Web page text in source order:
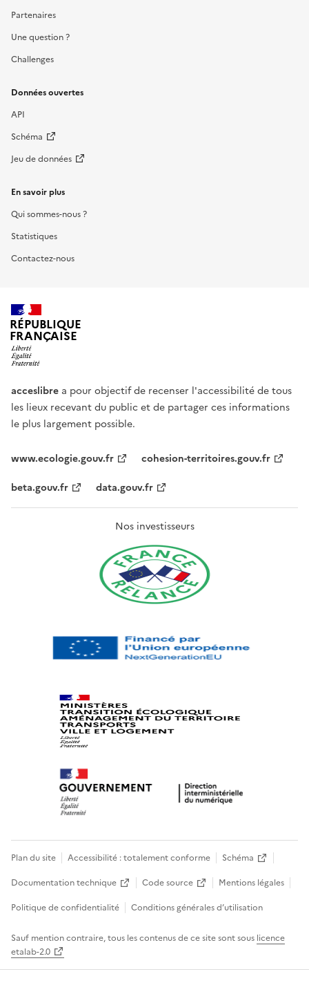
Partenaires
Une question ?
Challenges
Données ouvertes
API
Schéma
Jeu de données
En savoir plus
Qui sommes-nous ?
Statistiques
Contactez-nous
RÉPUBLIQUE
FRANÇAISE
acceslibre a pour objectif de recenser l'accessibilité de tous
les lieux recevant du public et de partager ces informations
le plus largement possible.
www.ecologie.gouv.fr
cohesion-territoires.gouv.fr
beta.gouv.fr
data.gouv.fr
Nos investisseurs
Plan du site Accessibilité : totalement conforme
Schéma
Documentation technique
Code source
Mentions légales
Politique de confidentialité
Conditions générales d’utilisation
Sauf mention contraire, tous les contenus de ce site sont sous licence
etalab-2.0